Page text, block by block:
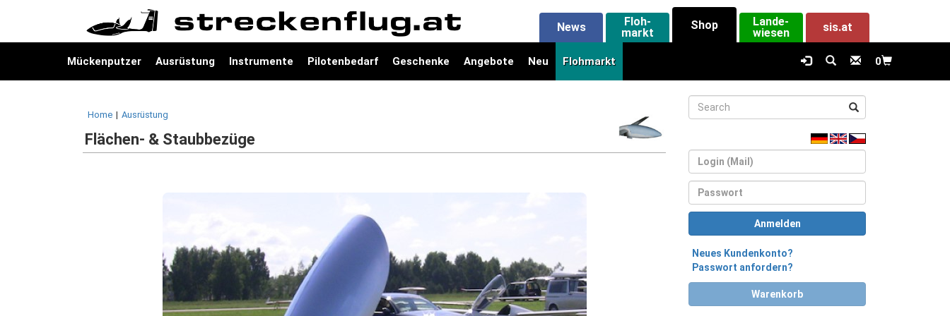
News
Floh-
markt
Shop
Lande-
wiesen
sis.at
Mückenputzer Ausrüstung Instrumente Pilotenbedarf Geschenke Angebote Neu Flohmarkt 0
Home | Ausrüstung
Flächen- & Staubbezüge
Login
Passwort
Anmelden
Neues Kundenkonto?
Passwort anfordern?
Warenkorb